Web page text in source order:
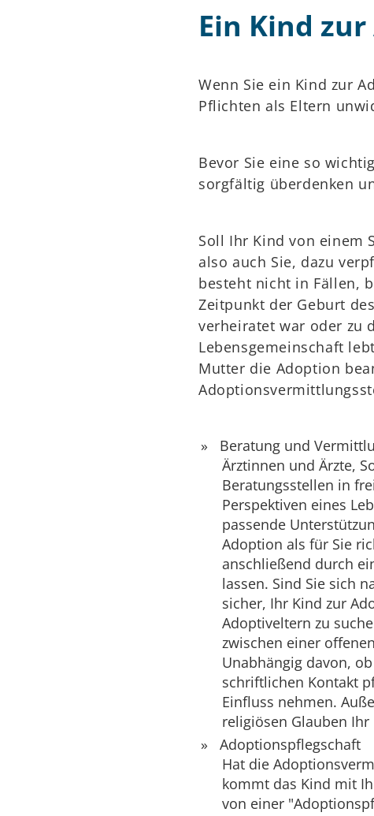
Ein Kind
Wenn Sie ein Kind zur
Pflichten als Eltern
Bevor Sie eine so
sorgfältig überdenken
Soll Ihr Kind von einem
also auch Sie, dazu
besteht nicht in Fällen,
Zeitpunkt der Geburt
verheiratet war oder zu
Lebensgemeinschaft
Mutter die Adoption
Beratung und
Ärztinnen und Ärzte,
Beratungsstellen in
Perspektiven eines
passende
Adoption als für Sie
anschließend durch
lassen. Sind Sie sich
sicher, Ihr Kind zur
Adoptiveltern zu
zwischen einer
Unabhängig davon,
schriftlichen Kontakt
Einfluss nehmen.
religiösen Glauben
Adoptionspflegschaft
Hat die
kommt das Kind mit
von einer